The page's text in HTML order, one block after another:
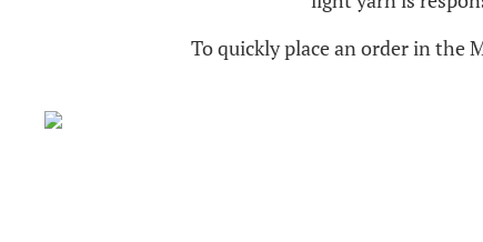
To quickly place an order in the